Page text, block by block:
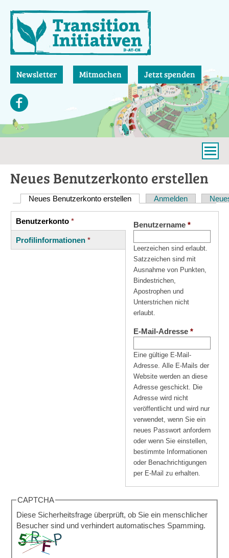
zum
Inhalt
Newsletter Mitmachen Jetzt spenden
Neues Benutzerkonto erstellen
Haupt-
Reiter
Neues Benutzerkonto erstellen (aktiver Reiter)
Anmelden
Vertikale
Reiter
Benutzerkonto *
(aktiver
Reiter)
Profilinformationen *
Benutzername *
Leerzeichen sind erlaubt.
Satzzeichen sind mit
Ausnahme von Punkten,
Bindestrichen,
Apostrophen und
Unterstrichen nicht
erlaubt.
E-Mail-Adresse *
Eine gültige E-Mail-
Adresse. Alle E-Mails der
Website werden an diese
Adresse geschickt. Die
Adresse wird nicht
veröffentlicht und wird nur
verwendet, wenn Sie ein
neues Passwort anfordern
oder wenn Sie einstellen,
bestimmte Informationen
oder Benachrichtigungen
per E-Mail zu erhalten.
CAPTCHA
Diese Sicherheitsfrage überprüft, ob Sie ein menschlicher
Besucher sind und verhindert automatisches Spamming.